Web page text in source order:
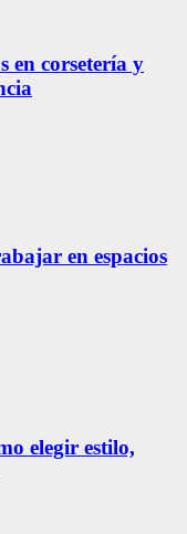
en corsetería y
en espacios
elegir estilo,